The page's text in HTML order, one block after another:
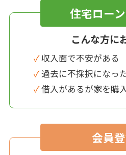
住宅ロー
こんな方に
✓ 収入面で不安がある
✓ 過去に不採択になっ
✓ 借入があるが家を購
会員